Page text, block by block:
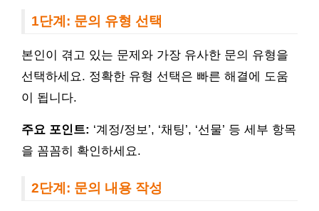
1단계: 문의 유형 선택
본인이 겪고 있는 문제와 가장 유사한 문의 유형을
선택하세요. 정확한 유형 선택은 빠른 해결에 도움
이 됩니다.
주요 포인트: ‘계정/정보’, ‘채팅’, ‘선물’ 등 세부 항목
을 꼼꼼히 확인하세요.
2단계: 문의 내용 작성